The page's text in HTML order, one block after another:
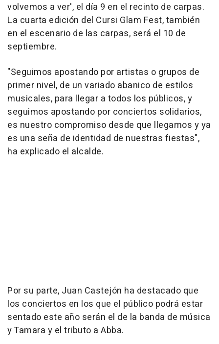
volvemos a ver', el día 9 en el recinto de carpas.
La cuarta edición del Cursi Glam Fest, también
en el escenario de las carpas, será el 10 de
septiembre.
"Seguimos apostando por artistas o grupos de
primer nivel, de un variado abanico de estilos
musicales, para llegar a todos los públicos, y
seguimos apostando por conciertos solidarios,
es nuestro compromiso desde que llegamos y ya
es una seña de identidad de nuestras fiestas",
ha explicado el alcalde.
Por su parte, Juan Castejón ha destacado que
los conciertos en los que el público podrá estar
sentado este año serán el de la banda de música
y Tamara y el tributo a Abba.